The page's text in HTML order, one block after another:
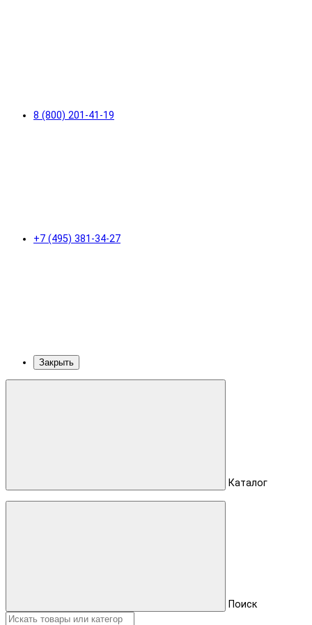
8 (800) 201-41-19
+7 (495) 381-34-27
Закрыть
Каталог
Поиск